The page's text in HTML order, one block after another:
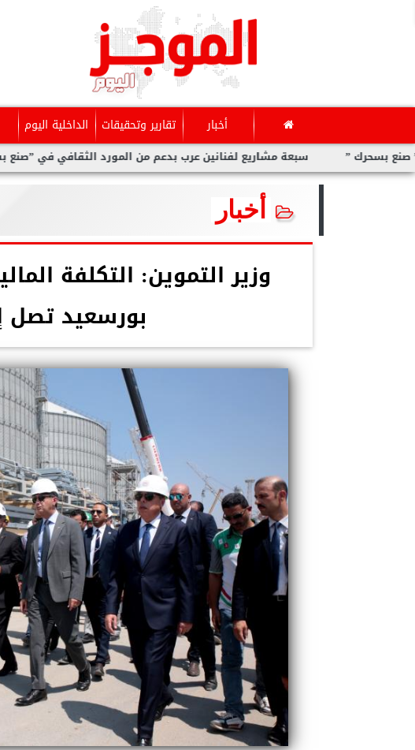
أخبار تقارير وتحقيقات الداخلية اليوم
سبعة مشاريع لفنانين عرب بدعم من المورد الثقافي في ”صنع بسحرك” ”
أخبار
وزير التموين: التكلفة
بورسعيد تصل